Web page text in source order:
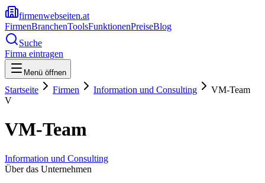
firmenwebseiten.at
FirmenBranchenToolsFunktionenPreiseBlog
Suche
Firma eintragen
Menü öffnen
Startseite Firmen Information und Consulting
VM-Team
V
VM-Team
Information und Consulting
Über das Unternehmen